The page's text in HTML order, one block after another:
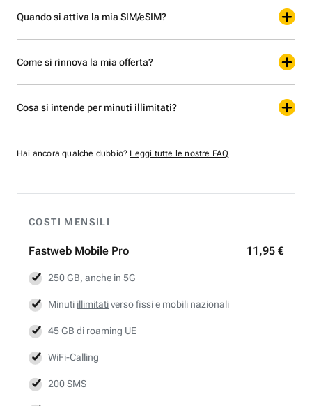
COSTI MENSILI
Fastweb Mobile Pro 11,95 €
250 GB, anche in 5G
Minuti illimitativerso fissi e mobili nazionali
45 GB di roaming UE
WiFi-Calling
200 SMS
Quando si attiva la mia SIM/eSIM?
Come si rinnova la mia offerta?
Cosa si intende per minuti illimitati?
Hai ancora qualche dubbio? Leggi tutte le nostre FAQ